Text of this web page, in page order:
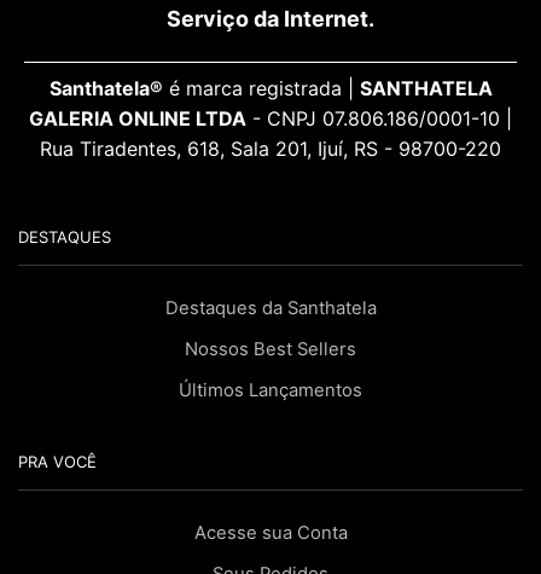
Serviço da Internet.
Santhatela® é marca registrada | SANTHATELA
GALERIA ONLINE LTDA - CNPJ 07.806.186/0001-10 |
Rua Tiradentes, 618, Sala 201, Ijuí, RS - 98700-220
DESTAQUES
Destaques da Santhatela
Nossos Best Sellers
Últimos Lançamentos
PRA VOCÊ
Acesse sua Conta